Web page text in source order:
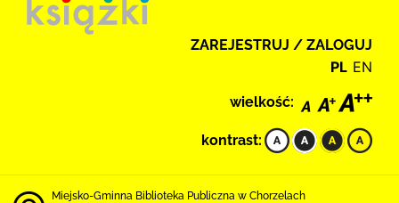
ZAREJESTRUJ / ZALOGUJ
PL EN
wielkość:
kontrast:
Miejsko-Gminna Biblioteka Publiczna w Chorzelach